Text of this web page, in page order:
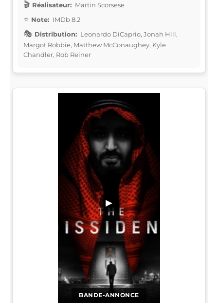
Réalisateur: Martin Scorsese
Note: IMDb 8.2
Distribution: Leonardo DiCaprio, Jonah Hill,
Margot Robbie, Matthew McConaughey, Kyle
Chandler, Rob Reiner
BANDE-ANNONCE
▶